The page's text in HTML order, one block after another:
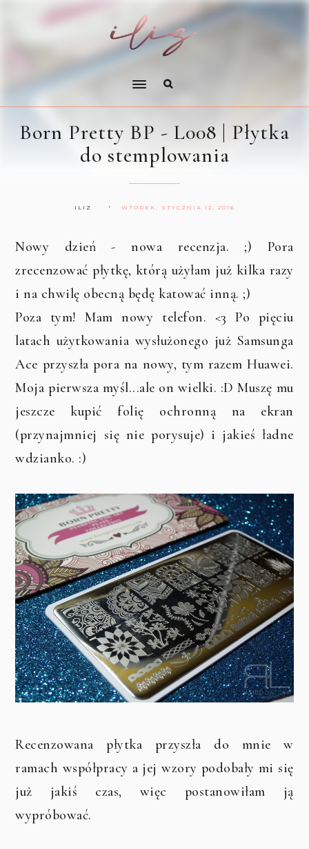
Born Pretty BP - L008 | Płytka
do stemplowania
ILIZ WTOREK, STYCZNIA 12, 2016
Nowy dzień - nowa recenzja. ;) Pora
zrecenzować płytkę, którą użyłam już kilka razy
i na chwilę obecną będę katować inną. ;)
Poza tym! Mam nowy telefon. <3 Po pięciu
latach użytkowania wysłużonego już Samsunga
Ace przyszła pora na nowy, tym razem Huawei.
Moja pierwsza myśl...ale on wielki. :D Muszę mu
jeszcze kupić folię ochronną na ekran
(przynajmniej się nie porysuje) i jakieś ładne
wdzianko. :)
Recenzowana płytka przyszła do mnie w
ramach współpracy a jej wzory podobały mi się
już jakiś czas, więc postanowiłam ją
wypróbować.